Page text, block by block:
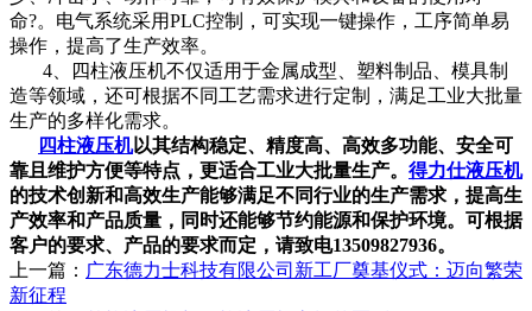
命?。电气系统采用PLC控制，可实现一键操作，工序简单易
操作，提高了生产效率。
4、四柱液压机不仅适用于金属成型、塑料制品、模具制
造等领域，还可根据不同工艺需求进行定制，满足工业大批量
生产的多样化需求。
四柱液压机以其结构稳定、精度高、高效多功能、安全可
靠且维护方便等特点，更适合工业大批量生产。 得力仕液压机
的技术创新和高效生产能够满足不同行业的生产需求，提高生
产效率和产品质量，同时还能够节约能源和保护环境。可根据
客户的要求、产品的要求而定，请致电13509827936。
上一篇： 广东德力士科技有限公司新工厂奠基仪式：迈向繁荣
新征程